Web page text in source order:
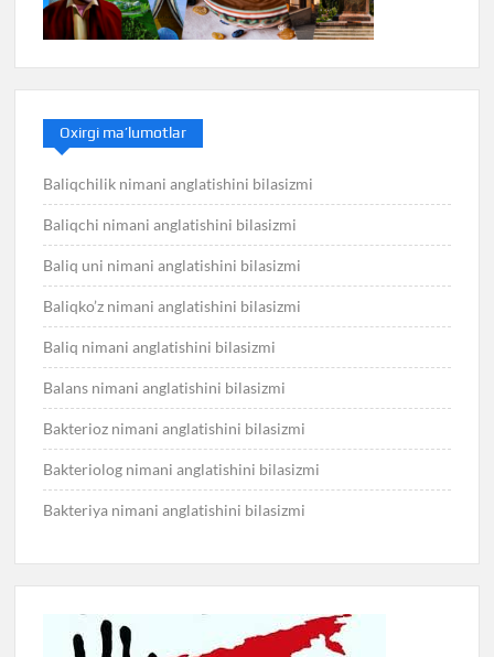
Oxirgi ma’lumotlar
Baliqchilik nimani anglatishini bilasizmi
Baliqchi nimani anglatishini bilasizmi
Baliq uni nimani anglatishini bilasizmi
Baliqko’z nimani anglatishini bilasizmi
Baliq nimani anglatishini bilasizmi
Balans nimani anglatishini bilasizmi
Bakterioz nimani anglatishini bilasizmi
Bakteriolog nimani anglatishini bilasizmi
Bakteriya nimani anglatishini bilasizmi